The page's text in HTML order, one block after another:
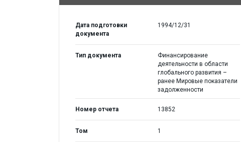
Дата подготовки
документа
1994/12/31
Тип документа
Финансирование
деятельности в области
глобального развития –
ранее Мировые показатели
задолженности
Номер отчета 13852
Том 1